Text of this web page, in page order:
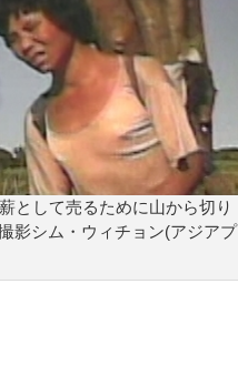
として売るために山から切り
影シム・ウィチョン(アジアプ